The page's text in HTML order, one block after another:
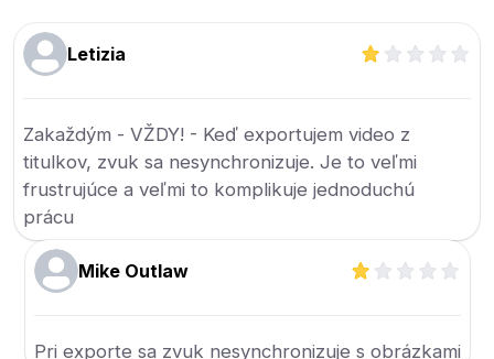
Letizia
Zakaždým - VŽDY! - Keď exportujem video z
titulkov, zvuk sa nesynchronizuje. Je to veľmi
frustrujúce a veľmi to komplikuje jednoduchú
prácu
Mike Outlaw
Pri exporte sa zvuk nesynchronizuje s obrázkami